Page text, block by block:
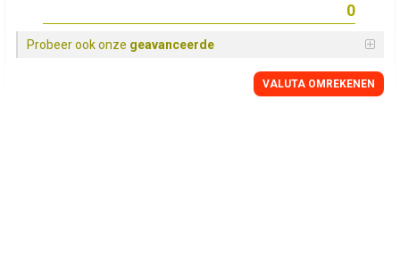
Probeer ook onze geavanceerde
VALUTA OMREKENEN